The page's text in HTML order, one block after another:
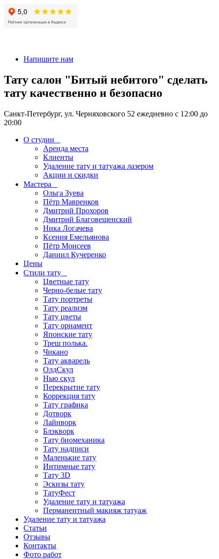
Напишите нам
Тату салон "Битый небитого" сделать
тату качественно и безопасно
Санкт-Петербург, ул. Черняховского 52 ежедневно с 12:00 до
20:00
О студии
Аренда места
Клиенты
Удаление тату и татуажа лазером
Акции и скидки
Мастера
Ольга Зуева
Пётр Мавренков
Дмитрий Прохоров
Дмитрий Благовещенский
Ника Логачева
Ксения Емельянова
Пётр Моисеев
Даниил Кучеренко
Цены
Стили тату
Цветные тату
Черно-белые тату
Тату портреты
Тату реализм
Тату цветы
Тату орнамент
Японские тату
Треш полька.
Чикано
Тату акварель
ОлдСкул
Нью скул
Перекрытие тату
Коррекция тату
Тату графика
Дотворк
Лайнворк
Блэкворк
Тату биомеханика
Тату надписи
Маленькие тату
Интимные тату
Тату 3D
Эскизы тату
ТатуФест
Удаление тату и татуажа
Перманентный макияж татуаж
Удаление тату и татуажа
Статьи
Отзывы
Контакты
Фото работ